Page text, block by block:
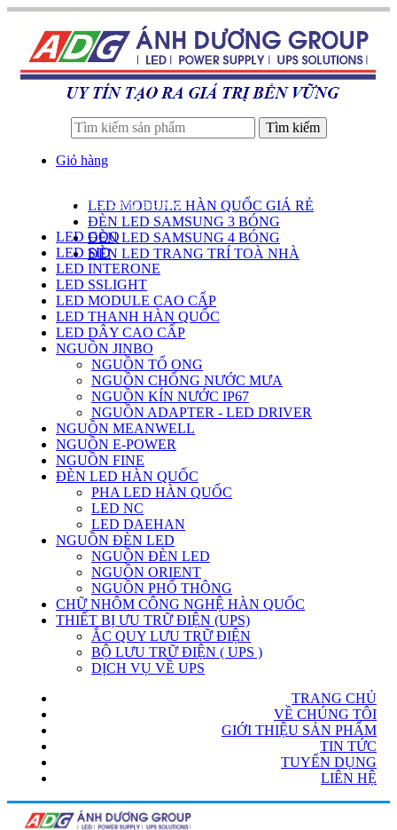
Tìm kiếm
Giỏ hàng
LED MODULE HÀN QUỐC GIÁ RẺ
ĐÈN LED SAMSUNG 3 BÓNG
ĐÈN LED SAMSUNG 4 BÓNG
ĐÈN LED TRANG TRÍ TOÀ NHÀ
DANH SÁCH SẢN PHẨM
LED GOQ
LED SID
LED INTERONE
LED SSLIGHT
LED MODULE CAO CẤP
LED THANH HÀN QUỐC
LED DÂY CAO CẤP
NGUỒN JINBO
NGUỒN TỔ ONG
NGUỒN CHỐNG NƯỚC MƯA
NGUỒN KÍN NƯỚC IP67
NGUỒN ADAPTER - LED DRIVER
NGUỒN MEANWELL
NGUỒN E-POWER
NGUỒN FINE
ĐÈN LED HÀN QUỐC
PHA LED HÀN QUỐC
LED NC
LED DAEHAN
NGUỒN ĐÈN LED
NGUỒN ĐÈN LED
NGUỒN ORIENT
NGUỒN PHỔ THÔNG
CHỮ NHÔM CÔNG NGHỆ HÀN QUỐC
THIẾT BỊ ƯU TRỮ ĐIỆN (UPS)
ẮC QUY LƯU TRỮ ĐIỆN
BỘ LƯU TRỮ ĐIỆN ( UPS )
DỊCH VỤ VỀ UPS
TRANG CHỦ
VỀ CHÚNG TÔI
GIỚI THIỆU SẢN PHẨM
TIN TỨC
TUYỂN DỤNG
LIÊN HỆ